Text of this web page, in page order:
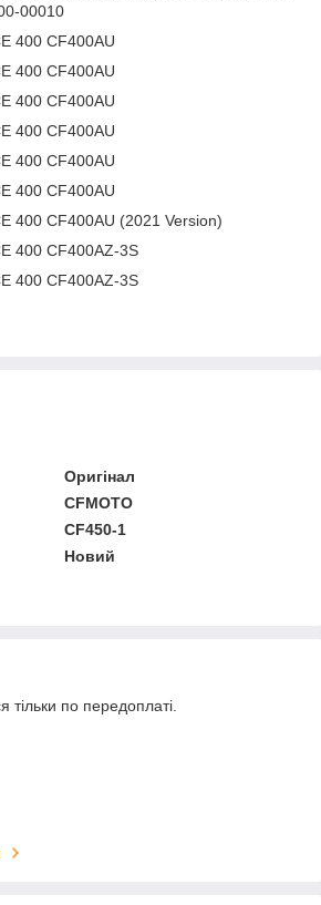
00010
400 CF400AU
400 CF400AU
400 CF400AU
400 CF400AU
400 CF400AU
400 CF400AU
400 CF400AU (2021 Version)
400 CF400AZ-3S
400 CF400AZ-3S
Оригінал
CFMOTO
CF450-1
Новий
тільки по передоплаті.